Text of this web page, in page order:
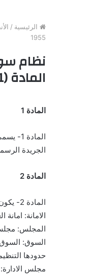
الرئيسية /
1955
نظام
المادة (41) من قانون البلديات رقم (29) لسنة 1955
المادة 1
المادة 1- يسمى هذا النظام (نظام سوق الجملة المركزي للخضار والفواكه في عمان لسنة 1966) ويعمل به من تاريخ نشره في
الجريدة
المادة 2
المادة 2- يكون للالفاظ والعبارات الواردة في هذا النظام المعاني المخصصة لها ادناه الا اذا دلت القرينة على خلاف ذلك:-
الامانة: امانة
المجلس:
السوق: السوق
حدودها
مجلس